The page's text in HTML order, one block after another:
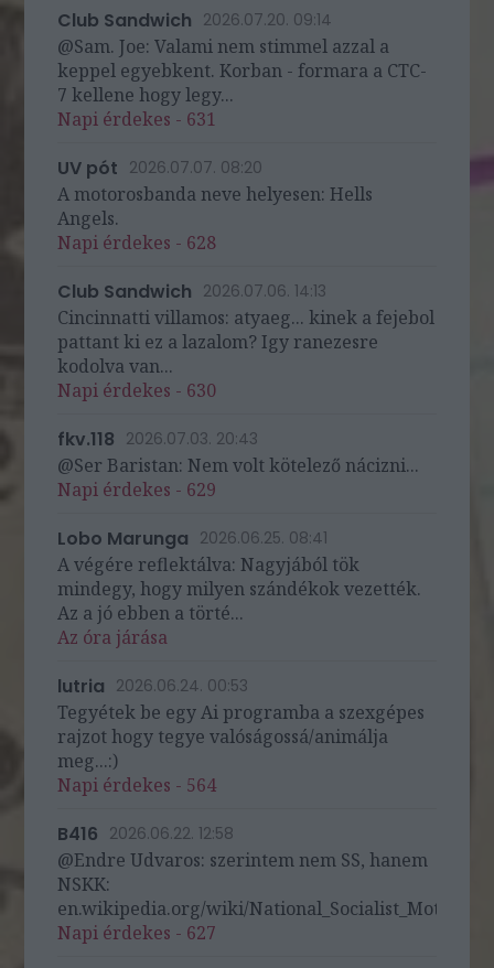
Club Sandwich 2026.07.20. 09:14
@Sam. Joe: Valami nem stimmel azzal a
keppel egyebkent. Korban - formara a CTC-
7 kellene hogy legy...
Napi érdekes - 631
UV pót 2026.07.07. 08:20
A motorosbanda neve helyesen: Hells
Angels.
Napi érdekes - 628
Club Sandwich 2026.07.06. 14:13
Cincinnatti villamos: atyaeg... kinek a fejebol
pattant ki ez a lazalom? Igy ranezesre
kodolva van...
Napi érdekes - 630
fkv.118 2026.07.03. 20:43
@Ser Baristan: Nem volt kötelező nácizni...
Napi érdekes - 629
Lobo Marunga 2026.06.25. 08:41
A végére reflektálva: Nagyjából tök
mindegy, hogy milyen szándékok vezették.
Az a jó ebben a törté...
Az óra járása
lutria 2026.06.24. 00:53
Tegyétek be egy Ai programba a szexgépes
rajzot hogy tegye valóságossá/animálja
meg...:)
Napi érdekes - 564
B416 2026.06.22. 12:58
@Endre Udvaros: szerintem nem SS, hanem
NSKK:
en.wikipedia.org/wiki/
Napi érdekes - 627